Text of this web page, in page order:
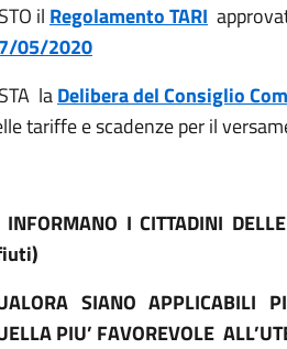
il Regolamento TARI
05/2020
laDelibera del Consiglio
tariffe e scadenze per il
INFORMANO I CITTADINI
SIANO APPLICABILI
PIU’ FAVOREVOLE